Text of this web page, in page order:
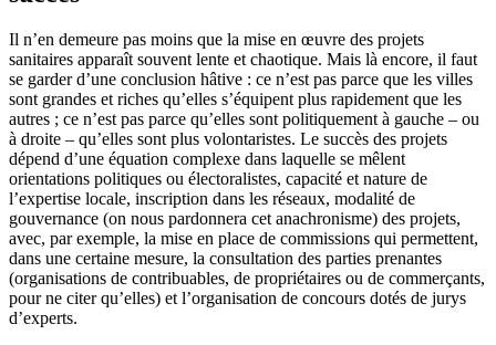
Il n’en demeure pas moins que la mise en œuvre des projets
sanitaires apparaît souvent lente et chaotique. Mais là encore, il faut
se garder d’une conclusion hâtive : ce n’est pas parce que les villes
sont grandes et riches qu’elles s’équipent plus rapidement que les
autres ; ce n’est pas parce qu’elles sont politiquement à gauche – ou
à droite – qu’elles sont plus volontaristes. Le succès des projets
dépend d’une équation complexe dans laquelle se mêlent
orientations politiques ou électoralistes, capacité et nature de
l’expertise locale, inscription dans les réseaux, modalité de
gouvernance (on nous pardonnera cet anachronisme) des projets,
avec, par exemple, la mise en place de commissions qui permettent,
dans une certaine mesure, la consultation des parties prenantes
(organisations de contribuables, de propriétaires ou de commerçants,
pour ne citer qu’elles) et l’organisation de concours dotés de jurys
d’experts.